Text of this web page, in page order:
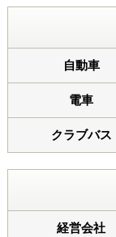
自動車
電車
クラブバス
経営会社